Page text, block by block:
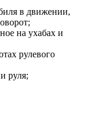
в движении,
на ухабах и
рулевого
руля;